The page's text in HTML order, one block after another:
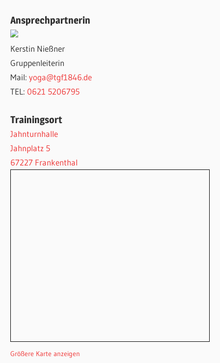
Ansprechpartnerin
Kerstin Nießner
Gruppenleiterin
Mail:yoga@tgf1846.de
TEL: 0621 5206795
Trainingsort
Jahnturnhalle
Jahnplatz 5
67227 Frankenthal
Größere Karte anzeigen